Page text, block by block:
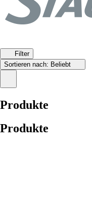
Filter
Sortieren nach: Beliebt
Produkte
Produkte